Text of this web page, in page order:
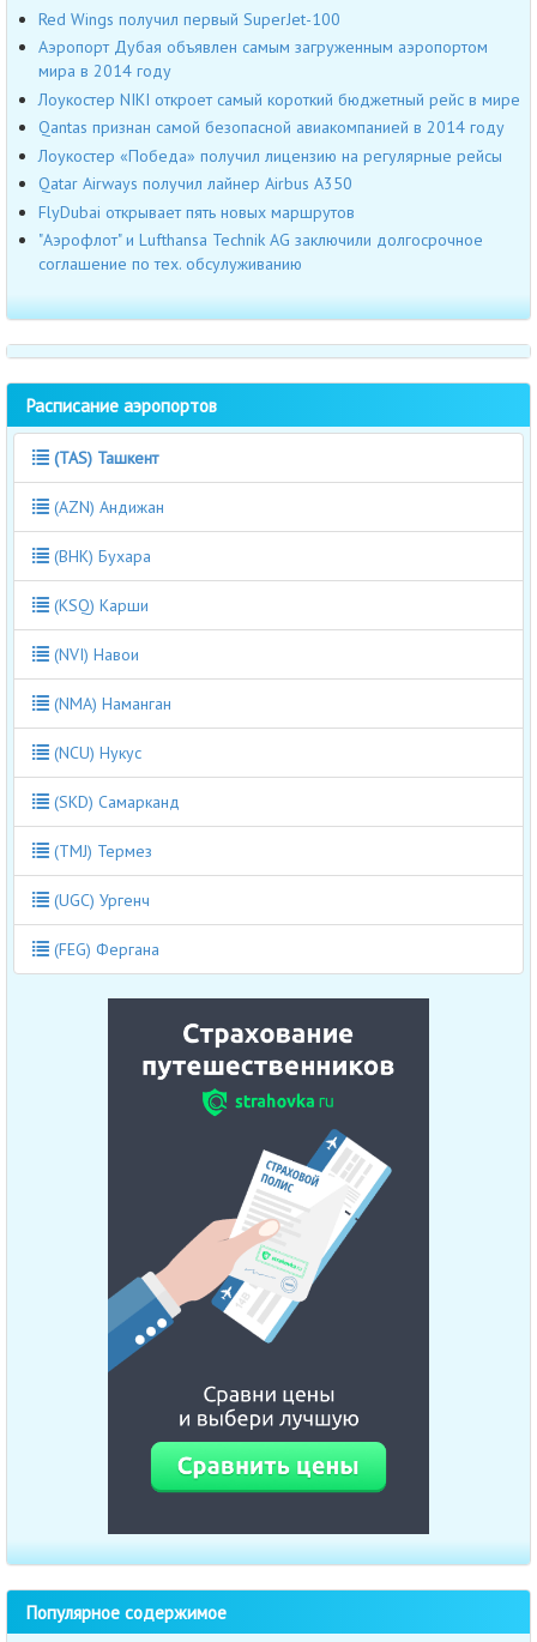
Red Wings получил первый SuperJet-100
Аэропорт Дубая объявлен самым загруженным аэропортом
мира в 2014 году
Лоукостер NIKI откроет самый короткий бюджетный рейс в мире
Qantas признан самой безопасной авиакомпанией в 2014 году
Лоукостер «Победа» получил лицензию на регулярные рейсы
Qatar Airways получил лайнер Airbus А350
FlyDubai открывает пять новых маршрутов
"Аэрофлот" и Lufthansa Technik AG заключили долгосрочное
соглашение по тех. обсулуживанию
Расписание аэропортов
(TAS) Ташкент
(AZN) Андижан
(BHK) Бухара
(KSQ) Карши
(NVI) Навои
(NMA) Наманган
(NCU) Нукус
(SKD) Самарканд
(TMJ) Термез
(UGC) Ургенч
(FEG) Фергана
Популярное содержимое